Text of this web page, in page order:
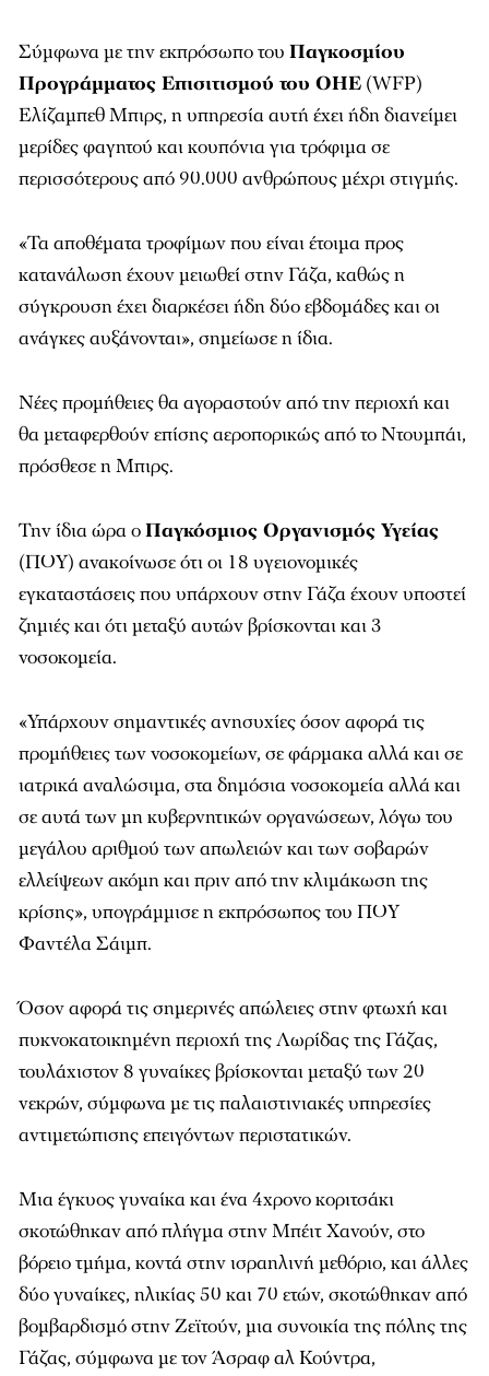
Σύμφωνα με την εκπρόσωπο του Παγκοσμίου
Προγράμματος Επισιτισμού του ΟΗΕ (WFP)
Ελίζαμπεθ Μπιρς, η υπηρεσία αυτή έχει ήδη διανείμει
μερίδες φαγητού και κουπόνια για τρόφιμα σε
περισσότερους από 90.000 ανθρώπους μέχρι στιγμής.
«Τα αποθέματα τροφίμων που είναι έτοιμα προς
κατανάλωση έχουν μειωθεί στην Γάζα, καθώς η
σύγκρουση έχει διαρκέσει ήδη δύο εβδομάδες και οι
ανάγκες αυξάνονται», σημείωσε η ίδια.
Νέες προμήθειες θα αγοραστούν από την περιοχή και
θα μεταφερθούν επίσης αεροπορικώς από το Ντουμπάι,
πρόσθεσε η Μπιρς.
Την ίδια ώρα οΠαγκόσμιος Οργανισμός Υγείας
(ΠΟΥ) ανακοίνωσε ότι οι 18 υγειονομικές
εγκαταστάσεις που υπάρχουν στην Γάζα έχουν υποστεί
ζημιές και ότι μεταξύ αυτών βρίσκονται και 3
νοσοκομεία.
«Υπάρχουν σημαντικές ανησυχίες όσον αφορά τις
προμήθειες των νοσοκομείων, σε φάρμακα αλλά και σε
ιατρικά αναλώσιμα, στα δημόσια νοσοκομεία αλλά και
σε αυτά των μη κυβερνητικών οργανώσεων, λόγω του
μεγάλου αριθμού των απωλειών και των σοβαρών
ελλείψεων ακόμη και πριν από την κλιμάκωση της
κρίσης», υπογράμμισε η εκπρόσωπος του ΠΟΥ
Φαντέλα Σάιμπ.
Όσον αφορά τις σημερινές απώλειες στην φτωχή και
πυκνοκατοικημένη περιοχή της Λωρίδας της Γάζας,
τουλάχιστον 8 γυναίκες βρίσκονται μεταξύ των 20
νεκρών, σύμφωνα με τις παλαιστινιακές υπηρεσίες
αντιμετώπισης επειγόντων περιστατικών.
Μια έγκυος γυναίκα και ένα 4χρονο κοριτσάκι
σκοτώθηκαν από πλήγμα στην Μπέιτ Χανούν, στο
βόρειο τμήμα, κοντά στην ισραηλινή μεθόριο, και άλλες
δύο γυναίκες, ηλικίας 50 και 70 ετών, σκοτώθηκαν από
βομβαρδισμό στην Ζεϊτούν, μια συνοικία της πόλης της
Γάζας, σύμφωνα με τον Άσραφ αλ Κούντρα,